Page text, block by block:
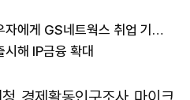
소진공, 폐업 소상공인·배우자에게 GS네트웍스 취업 기회 제공
해 IP금융 확대